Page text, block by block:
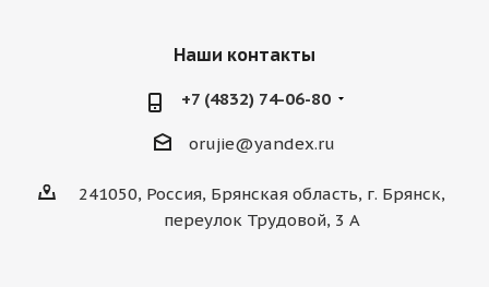
Наши контакты
+7 (4832) 74-06-80
orujie@yandex.ru
241050, Россия, Брянская область, г. Брянск,
переулок Трудовой, 3 А